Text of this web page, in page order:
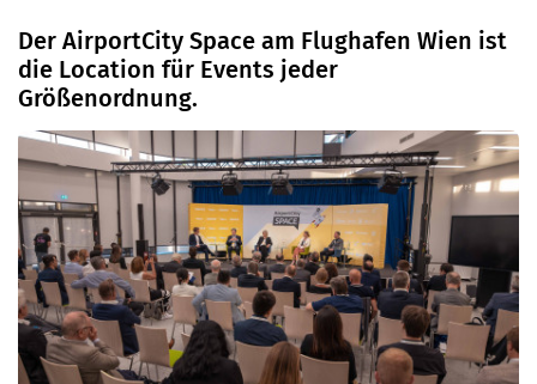
Der AirportCity Space am Flughafen Wien ist
die Location für Events jeder
Größenordnung.